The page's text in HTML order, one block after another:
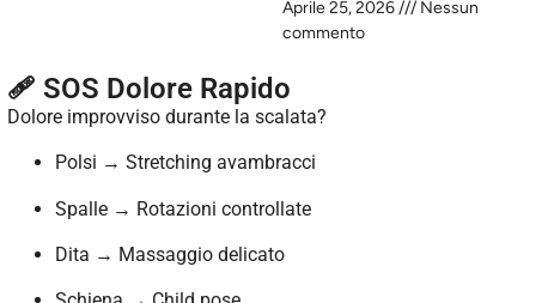
Aprile 25, 2026
Nessun
commento
🩹 SOS Dolore Rapido
Dolore improvviso durante la scalata?
Polsi → Stretching avambracci
Spalle → Rotazioni controllate
Dita → Massaggio delicato